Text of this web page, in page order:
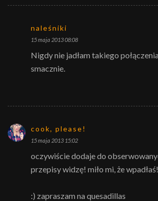
naleśniki
15 maja 2013 08:08
Nigdy nie jadłam takiego
smacznie.
cook, please!
15 maja 2013 15:02
oczywiście dodaje do
przepisy widzę! miło mi, że
:) zapraszam na quesadillas